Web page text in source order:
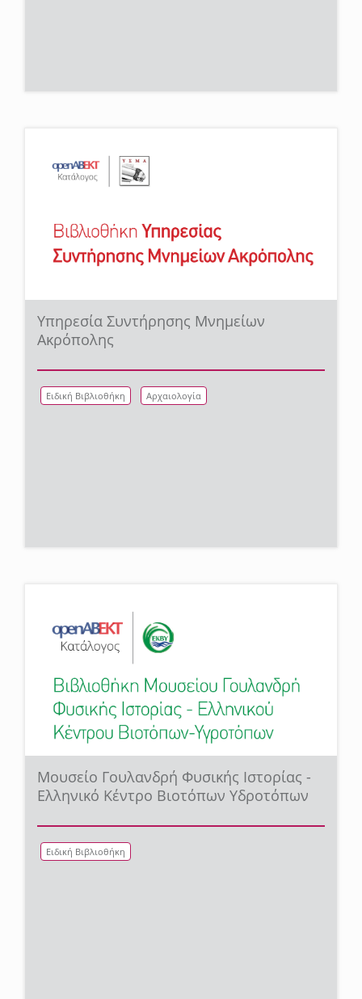
Υπηρεσία Συντήρησης Μνημείων
Ακρόπολης
Ειδική Βιβλιοθήκη Αρχαιολογία
Μουσείο Γουλανδρή Φυσικής Ιστορίας -
Ελληνικό Κέντρο Βιοτόπων Υδροτόπων
Ειδική Βιβλιοθήκη